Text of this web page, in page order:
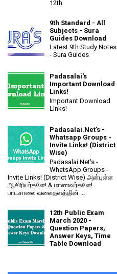
12th
9th Standard - All
Subjects - Sura
Guides Download
Latest 9th Study Notes
- Sura Guides
Padasalai's
Important Download
Links!
Important Download
Links!
Padasalai.Net's -
Whatsapp Groups -
Invite Links! (District
Wise)
Padasalai.Net's -
WhatsApp Groups -
Invite Links! (District Wise) அன்புள்ள
ஆசிரியர்களே! & மாணவர்களே!
பாடசாலை வலைதளத்தின் ...
12th Public Exam
March 2020 -
Question Papers,
Answer Keys, Time
Table Download